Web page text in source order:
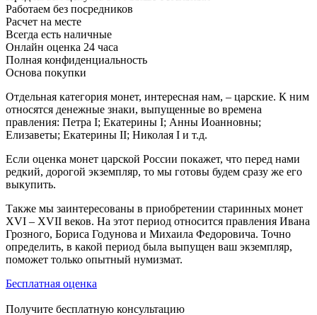
Работаем без посредников
Расчет на месте
Всегда есть наличные
Онлайн оценка 24 часа
Полная конфиденциальность
Основа покупки
Отдельная категория монет, интересная нам, – царские. К ним
относятся денежные знаки, выпущенные во времена
правления: Петра I; Екатерины I; Анны Иоанновны;
Елизаветы; Екатерины II; Николая I и т.д.
Если оценка монет царской России покажет, что перед нами
редкий, дорогой экземпляр, то мы готовы будем сразу же его
выкупить.
Также мы заинтересованы в приобретении старинных монет
XVI – XVII веков. На этот период относится правления Ивана
Грозного, Бориса Годунова и Михаила Федоровича. Точно
определить, в какой период была выпущен ваш экземпляр,
поможет только опытный нумизмат.
Бесплатная оценка
Получите бесплатную консультацию